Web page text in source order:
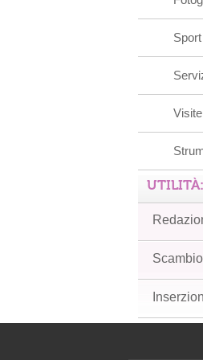
Sport
UTILITÀ: